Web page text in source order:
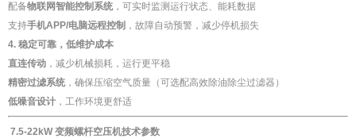
配备物联网智能控制系统 ，可实时监测运行状态、能耗数据
支持手机APP/电脑远程控制 ，故障自动预警，减少停机损失
4. 稳定可靠，低维护成本
直连传动 ，减少机械损耗，运行更平稳
精密过滤系统 ，确保压缩空气质量（可选配高效除油除尘过滤器）
低噪音设计 ，工作环境更舒适
7.5-22kW 变频螺杆空压机技术参数